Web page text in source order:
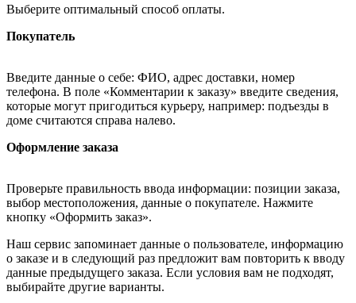
Выберите оптимальный способ оплаты.
Покупатель
Введите данные о себе: ФИО, адрес доставки, номер
телефона. В поле «Комментарии к заказу» введите сведения,
которые могут пригодиться курьеру, например: подъезды в
доме считаются справа налево.
Оформление заказа
Проверьте правильность ввода информации: позиции заказа,
выбор местоположения, данные о покупателе. Нажмите
кнопку «Оформить заказ».
Наш сервис запоминает данные о пользователе, информацию
о заказе и в следующий раз предложит вам повторить к вводу
данные предыдущего заказа. Если условия вам не подходят,
выбирайте другие варианты.